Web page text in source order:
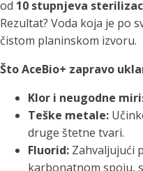
od 10 stupnjeva
Rezultat? Voda koja je po
čistom planinskom izvoru.
Što AceBio+ zapravo
Klor i neugodne
Teške metale:
druge štetne tvari.
Fluorid: Zahvaljujući
karbonatnom spoju,